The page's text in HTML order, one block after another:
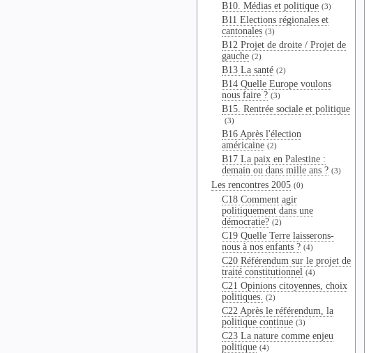
B10. Médias et politique (3)
B11 Elections régionales et
cantonales (3)
B12 Projet de droite / Projet de
gauche (2)
B13 La santé (2)
B14 Quelle Europe voulons
nous faire ? (3)
B15. Rentrée sociale et politique
(3)
B16 Après l'élection
américaine (2)
B17 La paix en Palestine :
demain ou dans mille ans ? (3)
Les rencontres 2005 (0)
C18 Comment agir
politiquement dans une
démocratie? (2)
C19 Quelle Terre laisserons-
nous à nos enfants ? (4)
C20 Référendum sur le projet de
traité constitutionnel (4)
C21 Opinions citoyennes, choix
politiques. (2)
C22 Après le référendum, la
politique continue (3)
C23 La nature comme enjeu
politique (4)